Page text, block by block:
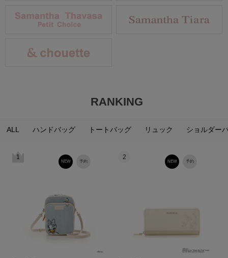
RANKING
ALL ハンドバッグ トートバッグ リュック ショルダー
1
予約
NEW
2
予約
NEW